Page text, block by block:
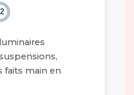
faits main en